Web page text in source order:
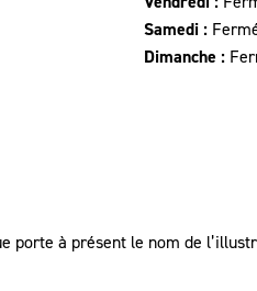
Samedi :
Dimanche :
porte à présent le nom de